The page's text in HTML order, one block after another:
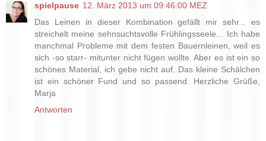
spielpause 12. März 2013 um 09:46:00 MEZ
Das Leinen in dieser Kombination gefällt mir sehr... es
streichelt meine sehnsuchtsvolle Frühlingsseele... Ich habe
manchmal Probleme mit dem festen Bauernleinen, weil es
sich -so starr- mitunter nicht fügen wollte. Aber es ist ein so
schönes Material, ich gebe nicht auf. Das kleine Schälchen
ist ein schöner Fund und so passend. Herzliche Grüße,
Marja
Antworten